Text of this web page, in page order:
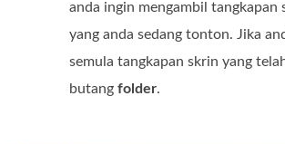
anda ingin mengambil tangkapan
yang anda sedang tonton. Jika
semula tangkapan skrin yang
butangfolder.